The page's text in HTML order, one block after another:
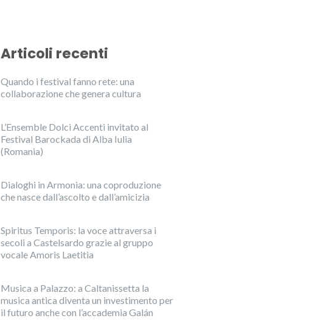
Articoli recenti
Quando i festival fanno rete: una
collaborazione che genera cultura
L’Ensemble Dolci Accenti invitato al
Festival Barockada di Alba Iulia
(Romania)
Dialoghi in Armonia: una coproduzione
che nasce dall’ascolto e dall’amicizia
Spiritus Temporis: la voce attraversa i
secoli a Castelsardo grazie al gruppo
vocale Amoris Laetitia
Musica a Palazzo: a Caltanissetta la
musica antica diventa un investimento per
il futuro anche con l’accademia Galán